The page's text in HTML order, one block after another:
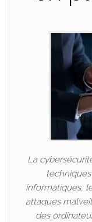
La
informatiques,
attaques
des